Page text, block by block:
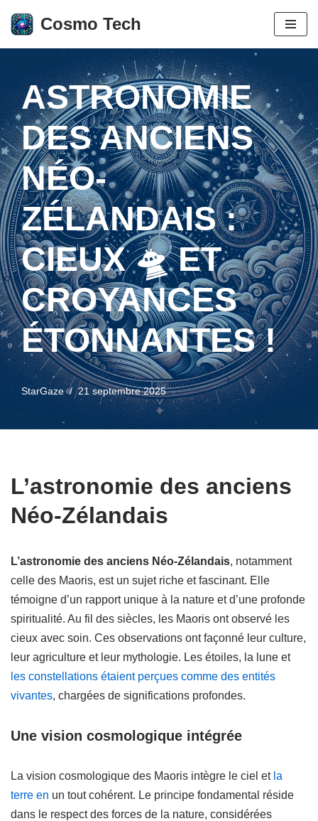
Aller
contenu
Cosmo Tech
ASTRONOMIE
DES ANCIENS
NÉO-
ZÉLANDAIS :
CIEUX 🛸 ET
CROYANCES
ÉTONNANTES !
StarGaze 21 septembre 2025
L’astronomie des anciens
Néo-Zélandais
L’astronomie des anciens Néo-Zélandais, notamment
celle des Maoris, est un sujet riche et fascinant. Elle
témoigne d’un rapport unique à la nature et d’une profonde
spiritualité. Au fil des siècles, les Maoris ont observé les
cieux avec soin. Ces observations ont façonné leur culture,
leur agriculture et leur mythologie. Les étoiles, la lune et
les constellations étaient perçues comme des entités
vivantes, chargées de significations profondes.
Une vision cosmologique intégrée
La vision cosmologique des Maoris intègre le ciel et la
terre en un tout cohérent. Le principe fondamental réside
dans le respect des forces de la nature, considérées